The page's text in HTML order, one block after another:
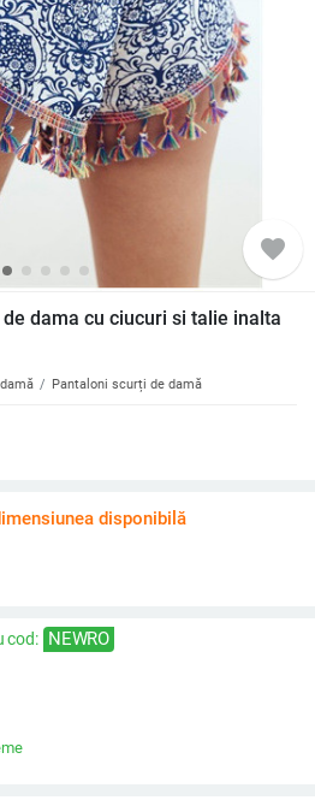
favorite
dama cu ciucuri si talie inalta
Pantaloni scurți de damă
disponibilă
cod: NEWRO